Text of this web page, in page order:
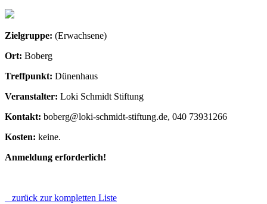
Zielgruppe: (Erwachsene)
Ort: Boberg
Treffpunkt: Dünenhaus
Veranstalter: Loki Schmidt Stiftung
Kontakt: boberg@loki-schmidt-stiftung.de, 040 73931266
Kosten: keine.
Anmeldung erforderlich!
zurück zur kompletten Liste